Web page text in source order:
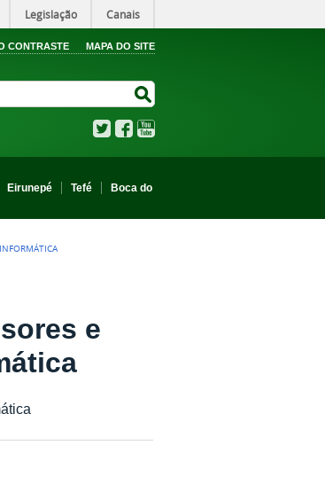
Legislação Canais
CONTRASTE MAPA DO SITE
TwitterFacebook
Eirunepé Tefé
Boca do
e